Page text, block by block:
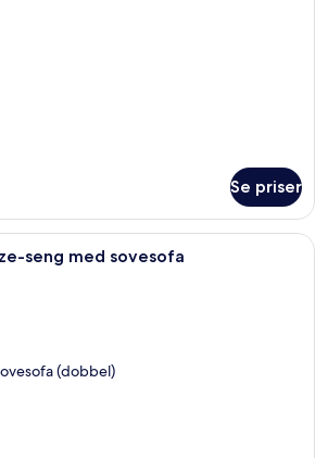
Se priser
Suite – junior, 1 kingsize-seng med
seng med sovesofa
(dobbel)